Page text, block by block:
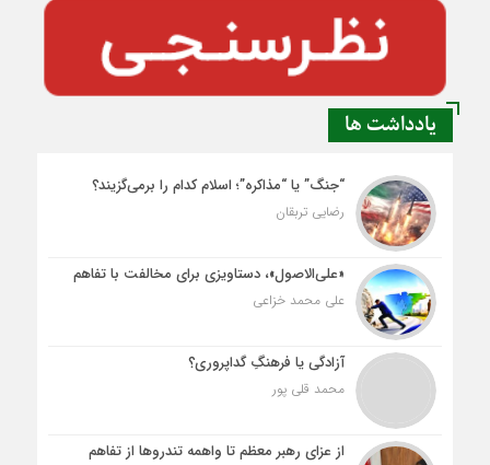
یادداشت ها
“جنگ” یا “مذاکره”؛ اسلام کدام را برمی‌گزیند؟
رضایی تربقان
«علی‌الاصول»، دستاویزی برای مخالفت با تفاهم
علی محمد خزاعی
آزادگی یا فرهنگِ گداپروری؟
محمد قلی پور
از عزای رهبر معظم تا واهمه تندروها از تفاهم